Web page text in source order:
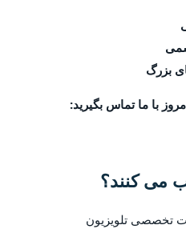
بزرگ
با ما تماس بگیرید:
می کنند؟